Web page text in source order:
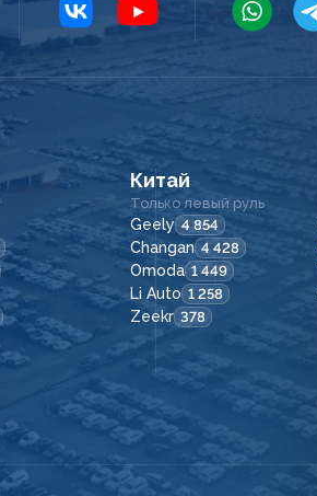
Китай
Только левый руль
Geely 4 854
Changan 4 428
Omoda 1 449
Li Auto 1 258
Zeekr 378